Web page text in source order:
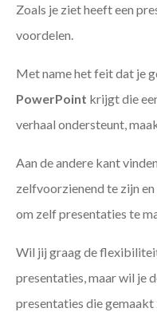
Zoals je ziet heeft een
voordelen.
Met name het feit dat je
PowerPoint krijgt die
verhaal ondersteunt,
Aan de andere kant
zelfvoorzienend te zijn
om zelf presentaties te
Wil jij graag de
presentaties, maar wil je
presentaties die